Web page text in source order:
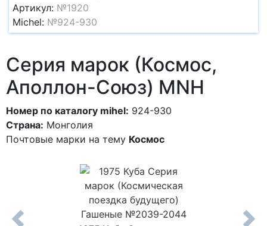
Артикул: №1920
Michel: №924-930
Серия марок (Космос,
Аполлон-Союз) MNH
Номер по каталогу mihel: 924-930
Страна: Монголия
Почтовые марки на тему Космос